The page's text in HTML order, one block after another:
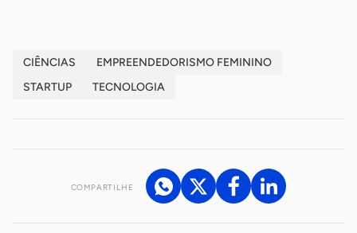
CIÊNCIAS
EMPREENDEDORISMO FEMININO
STARTUP
TECNOLOGIA
COMPARTILHE